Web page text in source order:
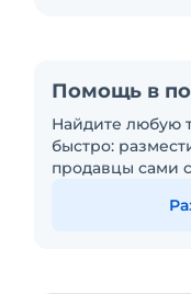
Помощь в
Найдите любую
быстро:
продавцы сами